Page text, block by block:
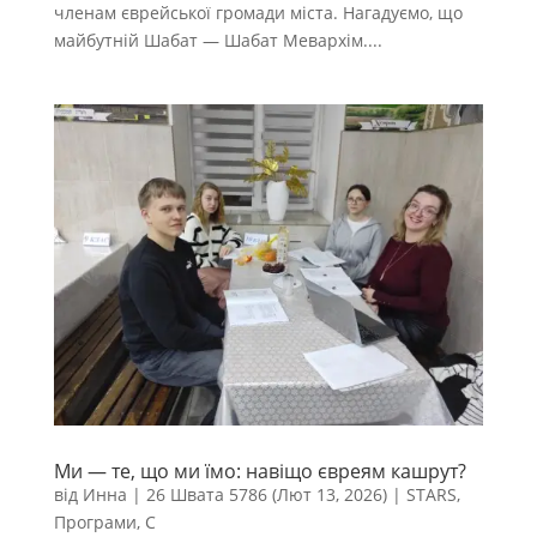
членам єврейської громади міста. Нагадуємо, що
майбутній Шабат — Шабат Мевархім....
Ми — те, що ми їмо: навіщо євреям кашрут?
від Инна | 26 Швата 5786 (Лют 13, 2026)| STARS,
Програми, С